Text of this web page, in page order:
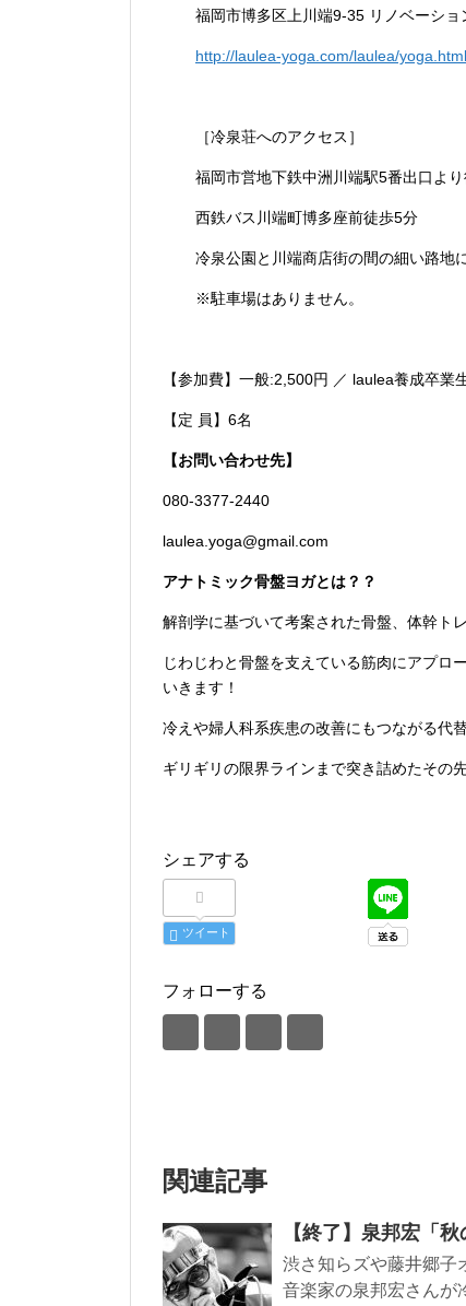
福岡市博多区上川端9-35 リノベーシ
http://laulea-yoga.com/laulea/yoga.html
［冷泉荘へのアクセス］
福岡市営地下鉄中洲川端駅5番出口よ
西鉄バス川端町博多座前徒歩5分
冷泉公園と川端商店街の間の細い路地
※駐車場はありません。
【参加費】一般:2,500円 ／ laulea養成卒
【定 員】6名
【お問い合わせ先】
080-3377-2440
laulea.yoga@gmail.com
アナトミック骨盤ヨガとは？？
解剖学に基づいて考案された骨盤、体幹ト
じわじわと骨盤を支えている筋肉にアプロ
いきます！
冷えや婦人科系疾患の改善にもつながる代
ギリギリの限界ラインまで突き詰めたその
シェアする
ツイート
フォローする
関連記事
【終了】泉邦宏「
渋さ知らズや藤井郷子
音楽家の泉邦宏さんが